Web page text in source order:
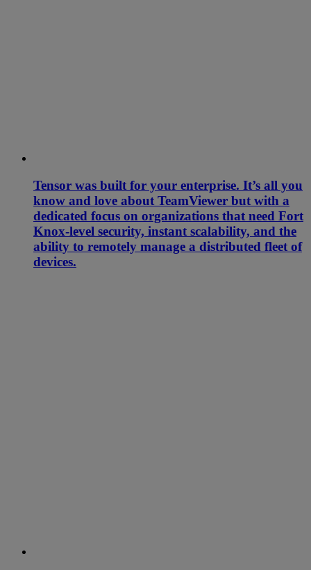
Tensor was built for your enterprise. It’s all you
know and love about TeamViewer but with a
dedicated focus on organizations that need Fort
Knox-level security, instant scalability, and the
ability to remotely manage a distributed fleet of
devices.